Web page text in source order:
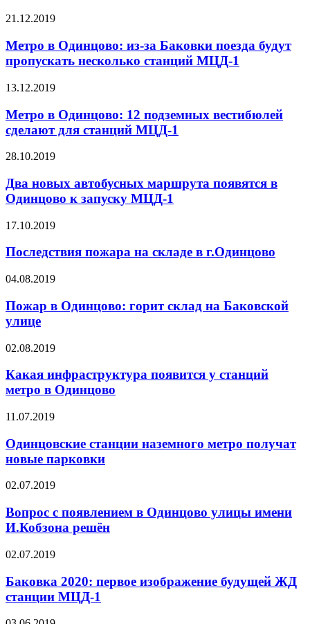
21.12.2019
Метро в Одинцово: из-за Баковки поезда будут
пропускать несколько станций МЦД-1
13.12.2019
Метро в Одинцово: 12 подземных вестибюлей
сделают для станций МЦД-1
28.10.2019
Два новых автобусных маршрута появятся в
Одинцово к запуску МЦД-1
17.10.2019
Последствия пожара на складе в г.Одинцово
04.08.2019
Пожар в Одинцово: горит склад на Баковской
улице
02.08.2019
Какая инфраструктура появится у станций
метро в Одинцово
11.07.2019
Одинцовские станции наземного метро получат
новые парковки
02.07.2019
Вопрос с появлением в Одинцово улицы имени
И.Кобзона решён
02.07.2019
Баковка 2020: первое изображение будущей ЖД
станции МЦД-1